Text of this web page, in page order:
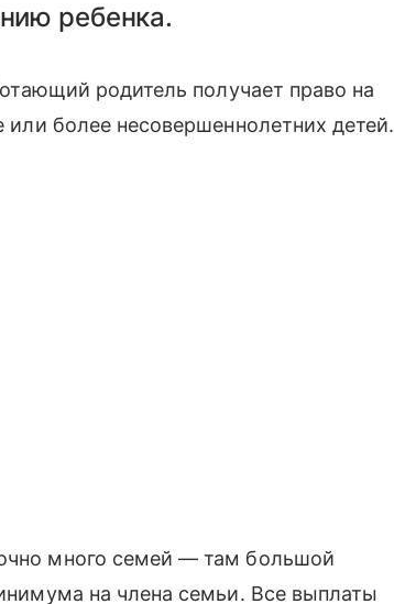
ребенка.
родитель получает право на
более несовершеннолетних детей.
много семей — там большой
на члена семьи. Все выплаты